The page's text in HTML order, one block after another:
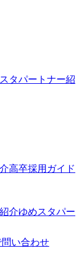
タパートナー紹
高卒採用ガイド
介ゆめスタパー
問い合わせ